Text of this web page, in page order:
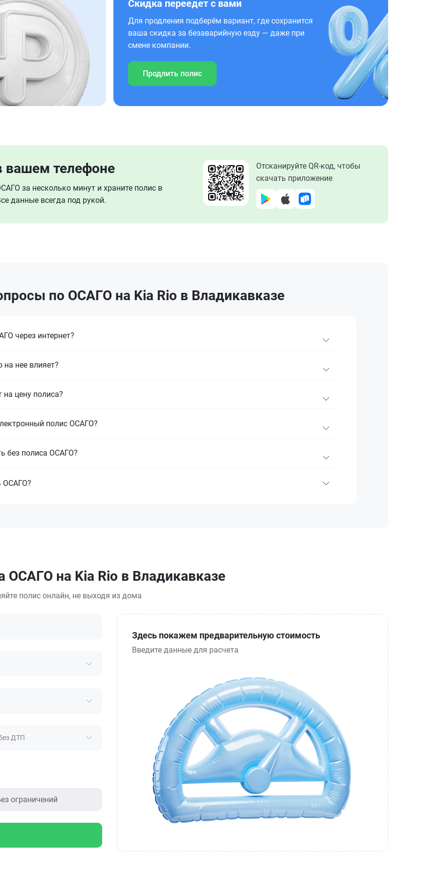
Скидка переедет с вами
Для продления подберём вариант, где сохранится
ваша скидка за безаварийную езду — даже при
смене компании.
Продлить полис
вашем телефоне
за несколько минут и храните полис в
данные всегда под рукой.
Отсканируйте QR-код, чтобы
скачать приложение
по ОСАГО на Kia Rio в Владикавказе
через интернет?
нее влияет?
цену полиса?
полис ОСАГО?
без полиса ОСАГО?
ОСАГО?
ОСАГО на Kia Rio в Владикавказе
полис онлайн, не выходя из дома
ДТП
ограничений
Здесь покажем предварительную стоимость
Введите данные для расчета